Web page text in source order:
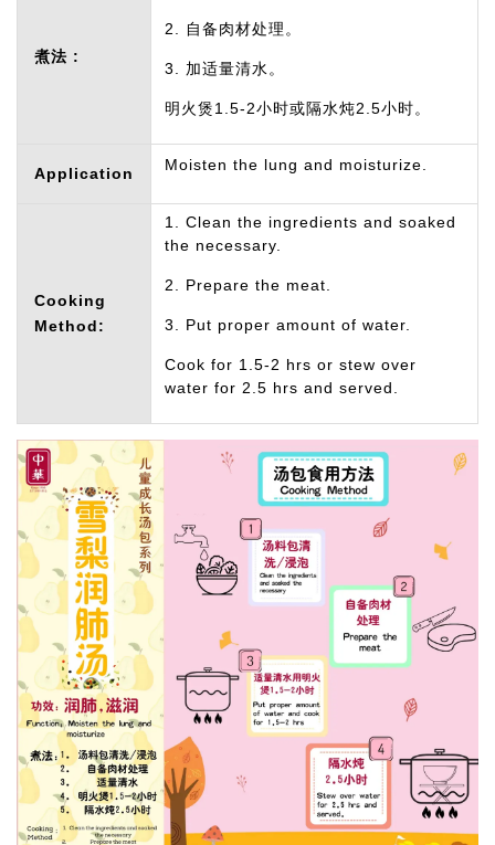
煮法 :
2. 自备肉材处理。
3. 加适量清水。
明火煲1.5-2小时或隔水炖2.5小时。
Application Moisten the lung and moisturize.
Cooking
Method:
1. Clean the ingredients and soaked
the necessary.
2. Prepare the meat.
3. Put proper amount of water.
Cook for 1.5-2 hrs or stew over
water for 2.5 hrs and served.